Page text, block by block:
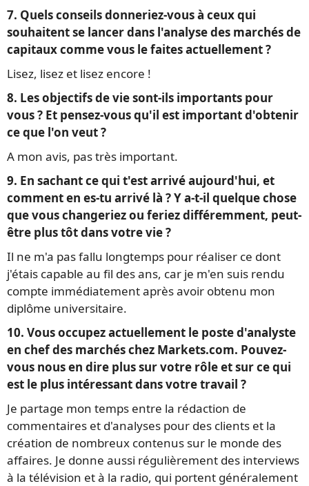
7. Quels conseils donneriez-vous à ceux qui
souhaitent se lancer dans l'analyse des marchés de
capitaux comme vous le faites actuellement ?
Lisez, lisez et lisez encore !
8. Les objectifs de vie sont-ils importants pour
vous ? Et pensez-vous qu'il est important d'obtenir
ce que l'on veut ?
A mon avis, pas très important.
9. En sachant ce qui t'est arrivé aujourd'hui, et
comment en es-tu arrivé là ? Y a-t-il quelque chose
que vous changeriez ou feriez différemment, peut-
être plus tôt dans votre vie ?
Il ne m'a pas fallu longtemps pour réaliser ce dont
j'étais capable au fil des ans, car je m'en suis rendu
compte immédiatement après avoir obtenu mon
diplôme universitaire.
10. Vous occupez actuellement le poste d'analyste
en chef des marchés chez Markets.com. Pouvez-
vous nous en dire plus sur votre rôle et sur ce qui
est le plus intéressant dans votre travail ?
Je partage mon temps entre la rédaction de
commentaires et d'analyses pour des clients et la
création de nombreux contenus sur le monde des
affaires. Je donne aussi régulièrement des interviews
à la télévision et à la radio, qui portent généralement